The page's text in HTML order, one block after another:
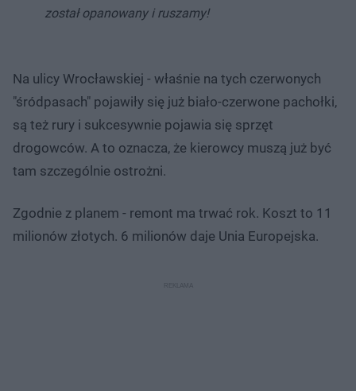
został opanowany i ruszamy!
Na ulicy Wrocławskiej - właśnie na tych czerwonych
"śródpasach" pojawiły się już biało-czerwone pachołki,
są też rury i sukcesywnie pojawia się sprzęt
drogowców. A to oznacza, że kierowcy muszą już być
tam szczególnie ostrożni.
Zgodnie z planem - remont ma trwać rok. Koszt to 11
milionów złotych. 6 milionów daje Unia Europejska.